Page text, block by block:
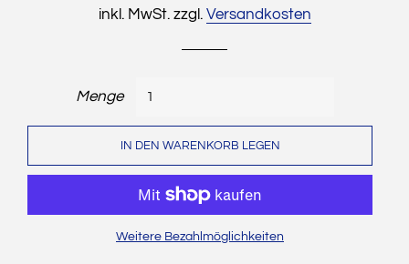
inkl. MwSt. zzgl. Versandkosten
Menge
IN DEN WARENKORB LEGEN
Weitere Bezahlmöglichkeiten